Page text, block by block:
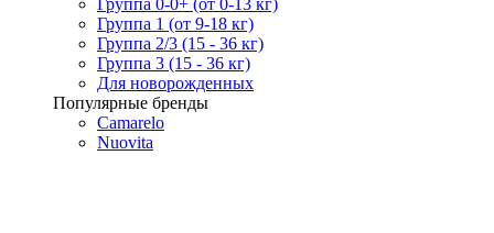
Группа 0-0+ (от 0-13 кг)
Группа 1 (от 9-18 кг)
Группа 2/3 (15 - 36 кг)
Группа 3 (15 - 36 кг)
Для новорожденных
Популярные бренды
Camarelo
Nuovita